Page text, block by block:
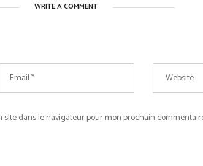
WRITE A COMMENT
dans le navigateur pour mon prochain